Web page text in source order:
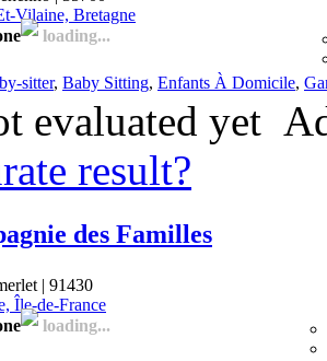
Vilaine, Bretagne
loading...
sitter, Baby Sitting, Enfants À Domicile,
evaluated yet
result?
des Familles
| 91430
Île-de-France
loading...